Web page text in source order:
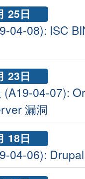
25日
04-08): ISC
23日
(A19-04-07):
漏洞
18日
04-06):